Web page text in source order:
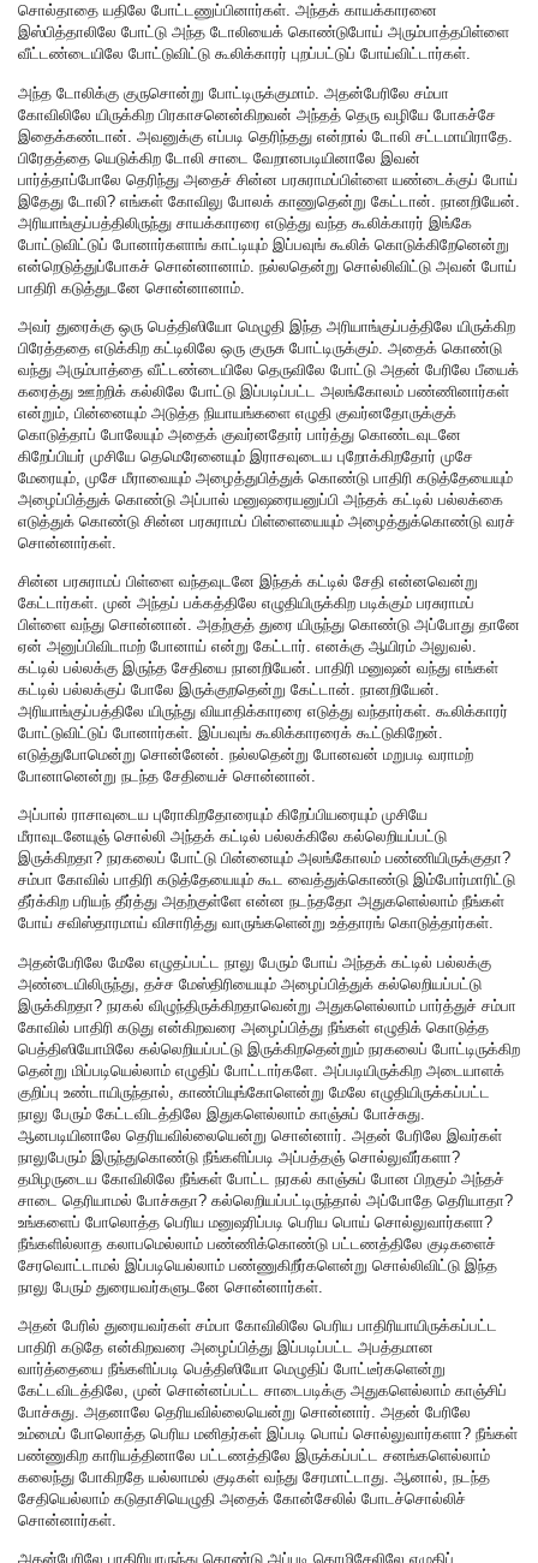
சொல்தாதை யதிலே போட்டணுப்பினார்கள். அந்தக் காயக்காரனை
இஸ்பித்தாலிலே போட்டு அந்த டோலியைக் கொண்டுபோய் அரும்பாத்தபிள்ளை
வீட்டண்டையிலே போட்டுவிட்டு கூலிக்காரர் புறப்பட்டுப் போய்விட்டார்கள்.
அந்த டோலிக்கு குருசொன்று போட்டிருக்குமாம். அதன்பேரிலே சம்பா
கோவிலிலே யிருக்கிற பிரகாசனென்கிறவன் அந்தத் தெரு வழியே போகச்சே
இதைக்கண்டான். அவனுக்கு எப்படி தெரிந்தது என்றால் டோலி சட்டமாயிராதே.
பிரேதத்தை யெடுக்கிற டோலி சாடை வேறானபடியினாலே இவன்
பார்த்தாப்போலே தெரிந்து அதைச் சின்ன பரசுராமப்பிள்ளை யண்டைக்குப் போய்
இதேது டோலி? எங்கள் கோவிலு போலக் காணுதென்று கேட்டான். நானறியேன்.
அரியாங்குப்பத்திலிருந்து சாயக்காரரை எடுத்து வந்த கூலிக்காரர் இங்கே
போட்டுவிட்டுப் போனார்களாங் காட்டியும் இப்பவுங் கூலிக் கொடுக்கிறேனென்று
என்றெடுத்துப்போகச் சொன்னானாம். நல்லதென்று சொல்லிவிட்டு அவன் போய்
பாதிரி கடுத்துடனே சொன்னானாம்.
அவர் துரைக்கு ஒரு பெத்திஸியோ மெழுதி இந்த அரியாங்குப்பத்திலே யிருக்கிற
பிரேத்ததை எடுக்கிற கட்டிலிலே ஒரு குருசு போட்டிருக்கும். அதைக் கொண்டு
வந்து அரும்பாத்தை வீட்டண்டையிலே தெருவிலே போட்டு அதன் பேரிலே பீயைக்
கரைத்து ஊற்றிக் கல்லிலே போட்டு இப்படிப்பட்ட அலங்கோலம் பண்ணினார்கள்
என்றும், பின்னையும் அடுத்த நியாயங்களை எழுதி குவர்னதோருக்குக்
கொடுத்தாப் போலேயும் அதைக் குவர்னதோர் பார்த்து கொண்டவுடனே
கிறேப்பியர் முசியே தெமெரேனையும் இராசவுடைய புறோக்கிறதோர் முசே
மேரையும், முசே மீராவையும் அழைத்துபித்துக் கொண்டு பாதிரி கடுத்தேயையும்
அழைப்பித்துக் கொண்டு அப்பால் மனுஷரையனுப்பி அந்தக் கட்டில் பல்லக்கை
எடுத்துக் கொண்டு சின்ன பரசுராமப் பிள்ளையையும் அழைத்துக்கொண்டு வரச்
சொன்னார்கள்.
சின்ன பரசுராமப் பிள்ளை வந்தவுடனே இந்தக் கட்டில் சேதி என்னவென்று
கேட்டார்கள். முன் அந்தப் பக்கத்திலே எழுதியிருக்கிற படிக்கும் பரசுராமப்
பிள்ளை வந்து சொன்னான். அதற்குத் துரை யிருந்து கொண்டு அப்போது தானே
ஏன் அனுப்பிவிடாமற் போனாய் என்று கேட்டார். எனக்கு ஆயிரம் அலுவல்.
கட்டில் பல்லக்கு இருந்த சேதியை நானறியேன். பாதிரி மனுஷன் வந்து எங்கள்
கட்டில் பல்லக்குப் போலே இருக்குறதென்று கேட்டான். நானறியேன்.
அரியாங்குப்பத்திலே யிருந்து வியாதிக்காரரை எடுத்து வந்தார்கள். கூலிக்காரர்
போட்டுவிட்டுப் போனார்கள். இப்பவுங் கூலிக்காரரைக் கூட்டுகிறேன்.
எடுத்துபோமென்று சொன்னேன். நல்லதென்று போனவன் மறுபடி வராமற்
போனானென்று நடந்த சேதியைச் சொன்னான்.
அப்பால் ராசாவுடைய புரோகிறதோரையும் கிறேப்பியரையும் முசியே
மீராவுடனேயுஞ் சொல்லி அந்தக் கட்டில் பல்லக்கிலே கல்லெறியப்பட்டு
இருக்கிறதா? நரகலைப் போட்டு பின்னையும் அலங்கோலம் பண்ணியிருக்குதா?
சம்பா கோவில் பாதிரி கடுத்தேயையும் கூட வைத்துக்கொண்டு இம்போர்மாரிட்டு
தீர்க்கிற பரியந் தீர்த்து அதற்குள்ளே என்ன நடந்ததோ அதுகளெல்லாம் நீங்கள்
போய் சவிஸ்தாரமாய் விசாரித்து வாருங்களென்று உத்தாரங் கொடுத்தார்கள்.
அதன்பேரிலே மேலே எழுதப்பட்ட நாலு பேரும் போய் அந்தக் கட்டில் பல்லக்கு
அண்டையிலிருந்து, தச்ச மேஸ்திரியையும் அழைப்பித்துக் கல்லெறியப்பட்டு
இருக்கிறதா? நரகல் விழுந்திருக்கிறதாவென்று அதுகளெல்லாம் பார்த்துச் சம்பா
கோவில் பாதிரி கடுது என்கிறவரை அழைப்பித்து நீங்கள் எழுதிக் கொடுத்த
பெத்திஸியோமிலே கல்லெறியப்பட்டு இருக்கிறதென்றும் நரகலைப் போட்டிருக்கிற
தென்று மிப்படியெல்லாம் எழுதிப் போட்டார்களே. அப்படியிருக்கிற அடையாளக்
குறிப்பு உண்டாயிருந்தால், காண்பியுங்கோளென்று மேலே எழுதியிருக்கப்பட்ட
நாலு பேரும் கேட்டவிடத்திலே இதுகளெல்லாம் காஞ்சுப் போச்சுது.
ஆனபடியினாலே தெரியவில்லையென்று சொன்னார். அதன் பேரிலே இவர்கள்
நாலுபேரும் இருந்துகொண்டு நீங்களிப்படி அப்பத்தஞ் சொல்லுவீர்களா?
தமிழருடைய கோவிலிலே நீங்கள் போட்ட நரகல் காஞ்சுப் போன பிறகும் அந்தச்
சாடை தெரியாமல் போச்சுதா? கல்லெறியப்பட்டிருந்தால் அப்போதே தெரியாதா?
உங்களைப் போலொத்த பெரிய மனுஷரிப்படி பெரிய பொய் சொல்லுவார்களா?
நீங்களில்லாத கலாபமெல்லாம் பண்ணிக்கொண்டு பட்டணத்திலே குடிகளைச்
சேரவொட்டாமல் இப்படியெல்லாம் பண்ணுகிறீர்களென்று சொல்லிவிட்டு இந்த
நாலு பேரும் துரையவர்களுடனே சொன்னார்கள்.
அதன் பேரில் துரையவர்கள் சம்பா கோவிலிலே பெரிய பாதிரியாயிருக்கப்பட்ட
பாதிரி கடுதே என்கிறவரை அழைப்பித்து இப்படிப்பட்ட அபத்தமான
வார்த்தையை நீங்களிப்படி பெத்திஸியோ மெழுதிப் போட்டீர்களென்று
கேட்டவிடத்திலே, முன் சொன்னப்பட்ட சாடைபடிக்கு அதுகளெல்லாம் காஞ்சிப்
போச்சுது. அதனாலே தெரியவில்லையென்று சொன்னார். அதன் பேரிலே
உம்மைப் போலொத்த பெரிய மனிதர்கள் இப்படி பொய் சொல்லுவார்களா? நீங்கள்
பண்ணுகிற காரியத்தினாலே பட்டணத்திலே இருக்கப்பட்ட சனங்களெல்லாம்
கலைந்து போகிறதே யல்லாமல் குடிகள் வந்து சேரமாட்டாது. ஆனால், நடந்த
சேதியெல்லாம் கடுதாசியெழுதி அதைக் கோன்சேலில் போடச்சொல்லிச்
சொன்னார்கள்.
அதன்பேரிலே பாதிரியாருந்து கொண்டு அப்படி கொமிசேலிலே எழுதிப்